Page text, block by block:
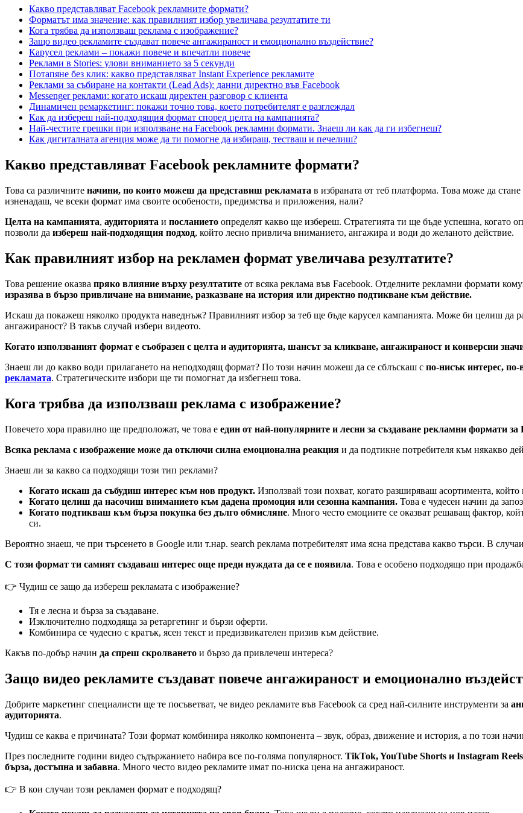
Какво представляват Facebook рекламните формати?
Форматът има значение: как правилният избор увеличава резултатите ти
Кога трябва да използваш реклама с изображение?
Защо видео рекламите създават повече ангажираност и емоционално въздействие?
Карусел реклами – покажи повече и впечатли повече
Реклами в Stories: улови вниманието за 5 секунди
Потапяне без клик: какво представляват Instant Experience рекламите
Реклами за събиране на контакти (Lead Ads): данни директно във Facebook
Messenger реклами: когато искаш директен разговор с клиента
Динамичен ремаркетинг: покажи точно това, което потребителят е разглеждал
Как да избереш най-подходящия формат според целта на кампанията?
Най-честите грешки при използване на Facebook рекламни формати. Знаеш ли как да ги избегнеш?
Как дигиталната агенция може да ти помогне да избираш, тестваш и печелиш?
Какво представляват Facebook рекламните формати?
Това са различните начини, по които можеш да представиш рекламата в избраната от теб платформа. Това може да
изненадаш, че всеки формат има своите особености, предимства и приложения, нали?
Целта на кампанията, аудиторията и посланието определят какво ще избереш. Стратегията ти ще бъде успешна, когато
позволи да избереш най-подходящия подход, който лесно привлича вниманието, ангажира и води до желаното действие.
Как правилният избор на рекламен формат увеличава резултатите?
Това решение оказва пряко влияние върху резултатите от всяка реклама във Facebook. Отделните рекламни формати
изразява в бързо привличане на внимание, разказване на история или директно подтикване към действие.
Искаш да покажеш няколко продукта наведнъж? Правилният избор за теб ще бъде карусел кампанията. Може би целиш да
ангажираност? В такъв случай избери видеото.
Когато използваният формат е съобразен с целта и аудиторията, шансът за кликване, ангажираност и конверсии
Знаеш ли до какво води прилагането на неподходящ формат? По този начин можеш да се сблъскаш с по-нисък интерес, по-
рекламата. Стратегическите избори ще ти помогнат да избегнеш това.
Кога трябва да използваш реклама с изображение?
Повечето хора правилно ще предположат, че това е един от най-популярните и лесни за създаване рекламни формати за
Всяка реклама с изображение може да отключи силна емоционална реакция и да подтикне потребителя към някакво
Знаеш ли за какво са подходящи този тип реклами?
Когато искаш да събудиш интерес към нов продукт. Използвай този похват, когато разширяваш асортимента, който
Когато целиш да насочиш вниманието към дадена промоция или сезонна кампания. Това е чудесен начин да
Когато подтикваш към бърза покупка без дълго обмисляне. Много често емоциите се оказват решаващ фактор,
си.
Вероятно знаеш, че при търсенето в Google или т.нар. search реклама потребителят има ясна представа какво търси. В
С този формат ти самият създаваш интерес още преди нуждата да се е появила. Това е особено подходящо при
👉 Чудиш се защо да избереш рекламата с изображение?
Тя е лесна и бърза за създаване.
Изключително подходяща за ретаргетинг и бързи оферти.
Комбинира се чудесно с кратък, ясен текст и предизвикателен призив към действие.
Какъв по-добър начин да спреш скролването и бързо да привлечеш интереса?
Защо видео рекламите създават повече ангажираност и емоционално
Добрите маркетинг специалисти ще те посъветват, че видео рекламите във Facebook са сред най-силните инструменти за
аудиторията.
Чудиш се каква е причината? Този формат комбинира няколко компонента – звук, образ, движение и история, а по този
През последните години видео съдържанието набира все по-голяма популярност. TikTok, YouTube Shorts и Instagram Reels
бърза, достъпна и забавна. Много често видео рекламите имат по-ниска цена на ангажираност.
👉 В кои случаи този рекламен формат е подходящ?